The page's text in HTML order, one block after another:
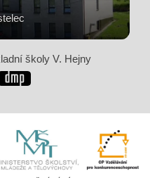
školy V. Hejny